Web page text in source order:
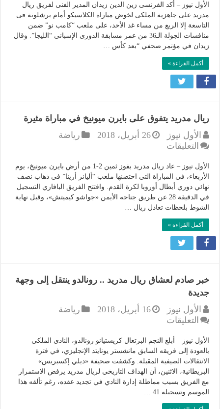
يؤكد
جاهزية
ريال
مدريد
لكلاسيكو
برشلونة..
وهذا
الأول نيوز – أكد الفرنسى زين الدين زيدان المدير الفنى لفريق ريال
مدريد على جاهزية الملكى لخوض مباراة الكلاسيكو أمام برشلونة فى
التاسعة إلا الربع من مساء غد الأحد، على ملعب “كامب نو” ضمن
منافسات الجولة الـ36 من عمر مسابقة الدورى الإسبانى “الليجا”. وقال
زيدان في مؤتمر صحفي “بعد كأس …
أكمل القراءة »
ريال مدريد يتفوق على بايرن ميونيخ في مباراة مثيرة
الأول نيوز
26 أبريل، 2018
رياضة
التعليقات
مدريد
يتفوق
على
بايرن
ميونيخ
في
مباراة
الأول نيوز – عاد ريال مدريد بفوز ثمين 2-1 من أرض بايرن ميونيخ، يوم
الأربعاء، في المباراة التي احتضنها ملعب “أليانز أرينا” في ذهاب نصف
نهائي دوري أبطال أوروبا لكرة القدم. وافتتح الفريق البافاري التسجيل
في الدقيقة 28 عن طريق جناحه الأيمن «جواشو كيميتش»، وقبل نهاية
الشوط بلحظات تعادل ريال …
أكمل القراءة »
خبر صادم لعشاق ريال مدريد .. رونالدو ينتقل إلى وجهة
جديدة
الأول نيوز
16 أبريل، 2018
رياضة
التعليقات
صادم
لعشاق
ريال
مدريد
..
رونالدو
ينتقل
الأول نيوز – أبلغ النجم البرتغال كريستيانو رونالدو، النادي الملكي
بالعودة إلى فريقه السابق مانشستر يونايتد الإنجليزي، في فترة
الانتقالات الصيفية المقبلة. وكشفت صحيفة «ديلي إكسبريس»
البريطانية، الاثنين، أن الهداف التاريخي لريال مدريد يرفض الاستمرار
مع الفريق بسبب مماطلة إدارة النادي في تجديد عقده، رغم تألقه هذا
الموسم وتسجيله 41 …